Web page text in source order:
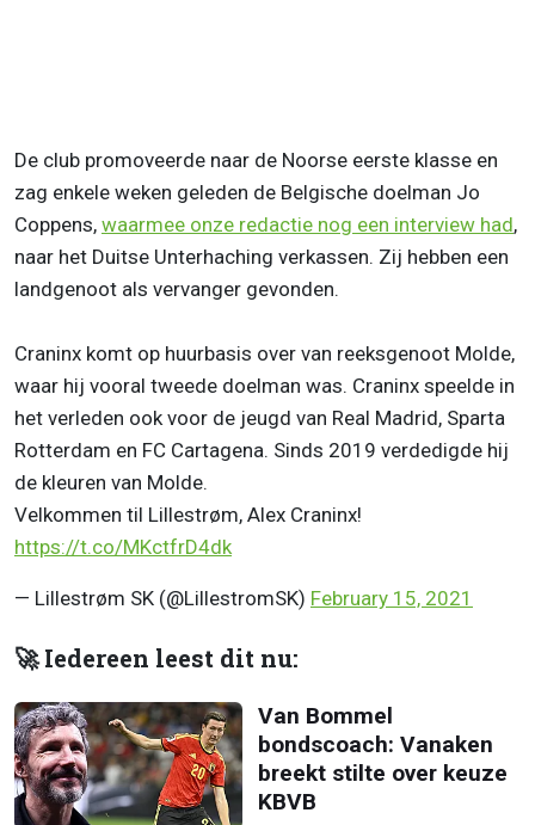
De club promoveerde naar de Noorse eerste klasse en
zag enkele weken geleden de Belgische doelman Jo
Coppens, waarmee onze redactie nog een interview had,
naar het Duitse Unterhaching verkassen. Zij hebben een
landgenoot als vervanger gevonden.
Craninx komt op huurbasis over van reeksgenoot Molde,
waar hij vooral tweede doelman was. Craninx speelde in
het verleden ook voor de jeugd van Real Madrid, Sparta
Rotterdam en FC Cartagena. Sinds 2019 verdedigde hij
de kleuren van Molde.
Velkommen til Lillestrøm, Alex Craninx!
https://t.co/MKctfrD4dk
— Lillestrøm SK (@LillestromSK) February 15, 2021
🚀 Iedereen leest dit nu:
Van Bommel
bondscoach: Vanaken
breekt stilte over keuze
KBVB